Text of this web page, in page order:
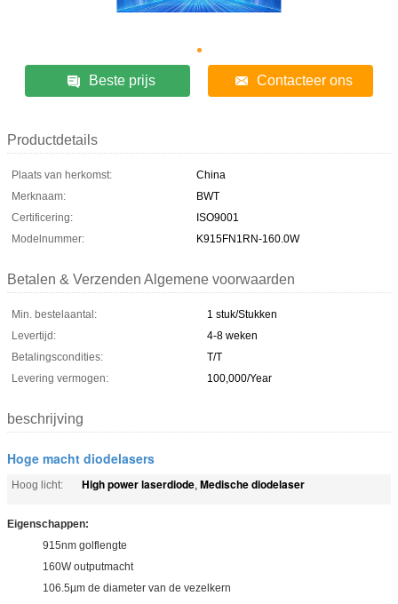
Beste prijs Contacteer ons
Productdetails
Plaats van herkomst:
China
Merknaam:
BWT
Certificering:
ISO9001
Modelnummer:
K915FN1RN-160.0W
Betalen & Verzenden Algemene voorwaarden
Min. bestelaantal:
1 stuk/Stukken
Levertijd:
4-8 weken
Betalingscondities:
T/T
Levering vermogen:
100,000/Year
beschrijving
Hoge macht diodelasers
Hoog licht: High power laserdiode, Medische diodelaser
Eigenschappen:
915nm golflengte
160W outputmacht
106.5µm de diameter van de vezelkern